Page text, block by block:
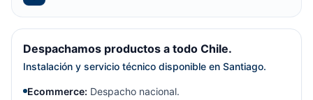
Despachamos productos a todo Chile.
Instalación y servicio técnico disponible en Santiago.
Ecommerce: Despacho nacional.